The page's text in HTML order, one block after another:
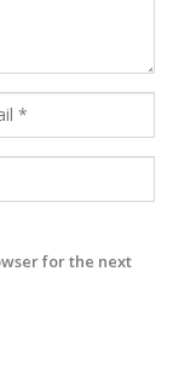
for the next